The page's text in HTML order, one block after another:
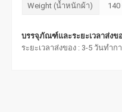
Weight (น้ำหนักผ้า) 140
บรรจุภัณฑ์และระยะเวลาส่งข
ระยะเวลาส่งของ : 3-5 วันทำ